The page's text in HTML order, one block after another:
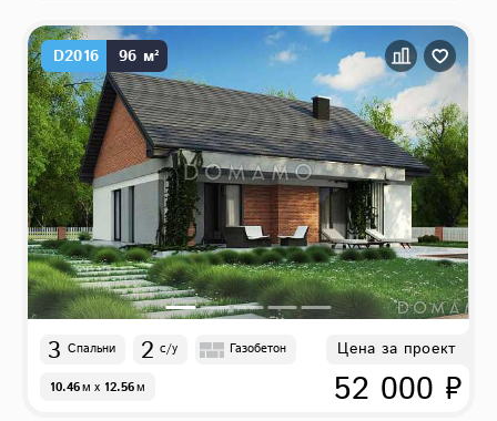
D2016 96 м²
3 Спальни 2 с/у Газобетон
10.46м x 12.56м
Цена за проект
52 000 ₽